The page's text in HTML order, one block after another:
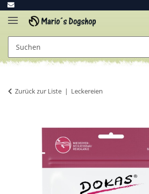
Zurück zur Liste Leckereien